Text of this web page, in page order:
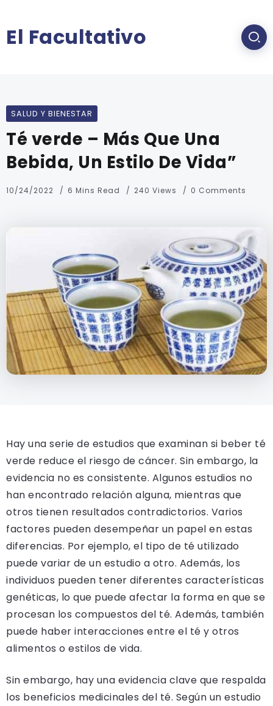
El Facultativo
SALUD Y BIENESTAR
Té verde – Más Que Una
Bebida, Un Estilo De Vida”
10/24/2022 6 Mins Read 240 Views 0 Comments
Hay una serie de estudios que examinan si beber té
verde reduce el riesgo de cáncer. Sin embargo, la
evidencia no es consistente. Algunos estudios no
han encontrado relación alguna, mientras que
otros tienen resultados contradictorios. Varios
factores pueden desempeñar un papel en estas
diferencias. Por ejemplo, el tipo de té utilizado
puede variar de un estudio a otro. Además, los
individuos pueden tener diferentes características
genéticas, lo que puede afectar la forma en que se
procesan los compuestos del té. Además, también
puede haber interacciones entre el té y otros
alimentos o estilos de vida.
Sin embargo, hay una evidencia clave que respalda
los beneficios medicinales del té. Según un estudio